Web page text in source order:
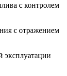
с контролем
с отражением
эксплуатации